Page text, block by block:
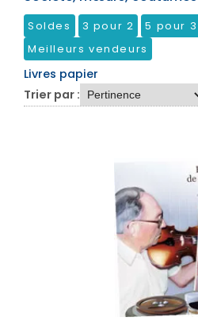
Soldes 3 pour 2
5 pour 3
Meilleurs vendeurs
Livres papier
Trier par :